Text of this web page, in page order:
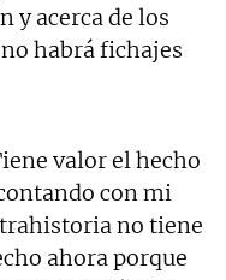
y acerca de los
habrá fichajes
valor el hecho
con mi
no tiene
ahora porque